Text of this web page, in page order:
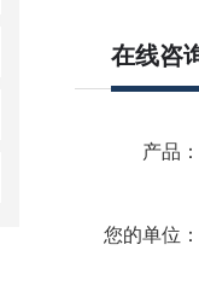
在线咨
产品
您的单位